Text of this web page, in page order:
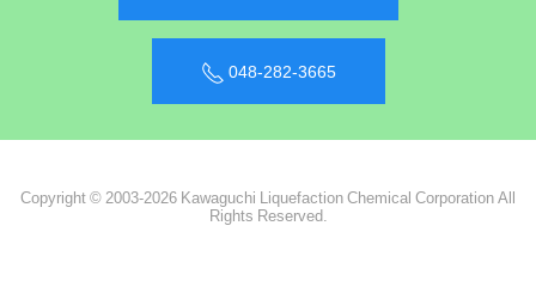
048-282-3665
Copyright © 2003-2026 Kawaguchi Liquefaction Chemical Corporation All
Rights Reserved.